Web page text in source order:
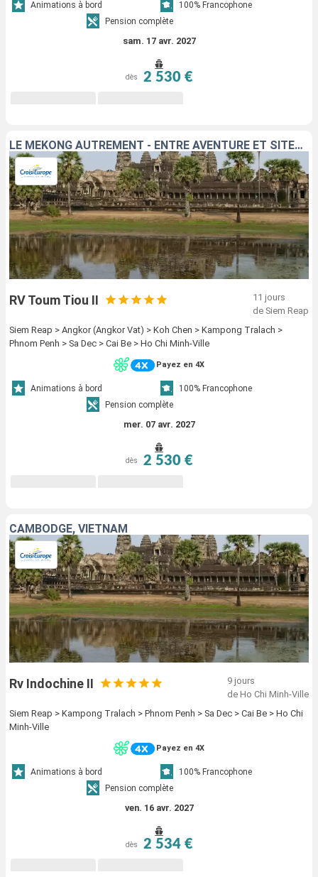
Animations à bord
100% Francophone
Pension complète
sam. 17 avr. 2027
dès 2 530 €
LE MÉKONG AUTREMENT - ENTRE AVENTURE ET SITES INCONTOURNABLES
RV Toum Tiou II
11 jours
de Siem Reap
Siem Reap > Angkor (Angkor Vat) > Koh Chen > Kampong Tralach >
Phnom Penh > Sa Dec > Cai Be > Ho Chi Minh-Ville
Payez en 4X
Animations à bord
100% Francophone
Pension complète
mer. 07 avr. 2027
dès 2 530 €
CAMBODGE, VIETNAM
Rv Indochine II
9 jours
de Ho Chi Minh-Ville
Siem Reap > Kampong Tralach > Phnom Penh > Sa Dec > Cai Be > Ho Chi
Minh-Ville
Payez en 4X
Animations à bord
100% Francophone
Pension complète
ven. 16 avr. 2027
dès 2 534 €